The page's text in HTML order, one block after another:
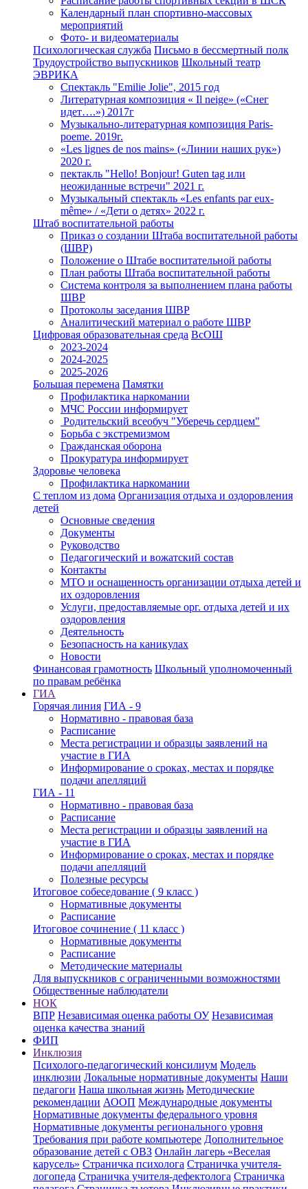
Календарный план спортивно-массовых
мероприятий
Фото- и видеоматериалы
Психологическая служба Письмо в бессмертный полк
Трудоустройство выпускников Школьный театр
ЭВРИКА
Спектакль "Emilie Jolie", 2015 год
Литературная композиция « Il neige» («Снег
идет….») 2017г
Музыкально-литературная композиция Paris-
poeme. 2019г.
«Les lignes de nos mains» («Линии наших рук»)
2020 г.
пектакль "Hello! Bonjour! Guten tag или
неожиданные встречи" 2021 г.
Музыкальный спектакль «Les enfants par eux-
même» / «Дети о детях» 2022 г.
Штаб воспитательной работы
Приказ о создании Штаба воспитательной работы
(ШВР)
Положение о Штабе воспитательной работы
План работы Штаба воспитательной работы
Система контроля за выполнением плана работы
ШВР
Протоколы заседания ШВР
Аналитический материал о работе ШВР
Цифровая образовательная среда ВсОШ
2023-2024
2024-2025
2025-2026
Большая перемена Памятки
Профилактика наркомании
МЧС России информирует
Родительский всеобуч "Уберечь сердцем"
Борьба с экстремизмом
Гражданская оборона
Прокуратура информирует
Здоровье человека
Профилактика наркомании
С теплом из дома Организация отдыха и оздоровления
детей
Основные сведения
Документы
Руководство
Педагогический и вожатский состав
Контакты
МТО и оснащенность организации отдыха детей и
их оздоровления
Услуги, предоставляемые орг. отдыха детей и их
оздоровления
Деятельность
Безопасность на каникулах
Новости
Финансовая грамотность Школьный уполномоченный
по правам ребёнка
ГИА
Горячая линия ГИА - 9
Нормативно - правовая база
Расписание
Места регистрации и образцы заявлений на
участие в ГИА
Информирование о сроках, местах и порядке
подачи апелляций
ГИА - 11
Нормативно - правовая база
Расписание
Места регистрации и образцы заявлений на
участие в ГИА
Информирование о сроках, местах и порядке
подачи апелляций
Полезные ресурсы
Итоговое собеседование ( 9 класс )
Нормативные документы
Расписание
Итоговое сочинение ( 11 класс )
Нормативные документы
Расписание
Методические материалы
Для выпускников с ограниченными возможностями
Общественные наблюдатели
НОК
ВПР Независимая оценка работы ОУ Независимая
оценка качества знаний
ФИП
Инклюзия
Психолого-педагогический консилиум Модель
инклюзии Локальные нормативные документы Наши
педагоги Наша школьная жизнь Методические
рекомендации АООП Международные документы
Нормативные документы федерального уровня
Нормативные документы регионального уровня
Требования при работе компьютере Дополнительное
образование детей с ОВЗ Онлайн лагерь «Веселая
карусель» Страничка психолога Страничка учителя-
логопеда Страничка учителя-дефектолога Страничка